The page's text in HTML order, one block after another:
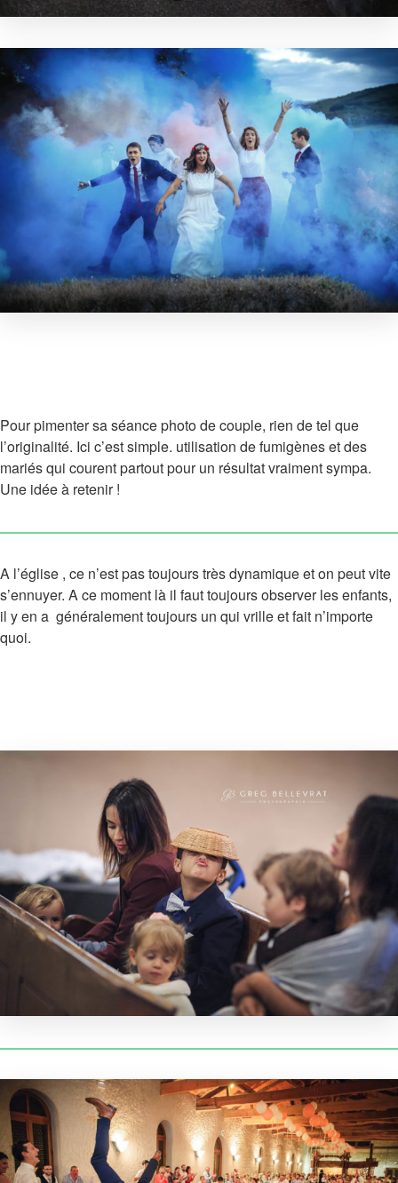
Pour pimenter sa séance photo de couple, rien de tel que
l’originalité. Ici c’est simple. utilisation de fumigènes et des
mariés qui courent partout pour un résultat vraiment sympa.
Une idée à retenir !
A l’église , ce n’est pas toujours très dynamique et on peut vite
s’ennuyer. A ce moment là il faut toujours observer les enfants,
il y en a généralement toujours un qui vrille et fait n’importe
quoi.